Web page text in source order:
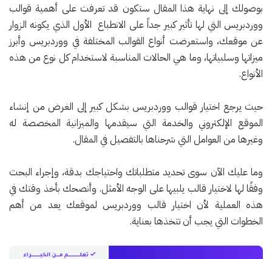
بوصولك إلى نهاية هذا المقال ستكون قد تعرفت على أهمية قوالب
ووردبريس التي لها تأثير كبير جداً على الانطباع الأول الذي يكونه الزوار
عن موقعك، واستعرضت أنواع القوالب المختلفة في ووردبريس وأبرز
ميزاتها وسلبياتها، وما هي الحالات المناسبة لاستخدام كل نوع من هذه
الأنواع.
حيث يرجع اختيار قوالب ووردبريس بشكل كبير إلى الغرض من إنشاء
الموقع الإلكتروني والخدمة التي سيقدمها والميزانية المخصصة له
وغيرها من العوامل التي شرحناها بالتفصيل في المقال.
وما عليك الآن سوى تحديد متطلباتك واحتياجك بدقة، وإجراء البحث
وفقًا لها لاختيار قالب يلبيها على الوجه الأمثل. وأنصحك بأخذ وقتك في
هذه العملية لأن اختيار قالب ووردبريس لموقعك يعد من أهم
الخطوات التي يجب أن تتخذها بعناية.